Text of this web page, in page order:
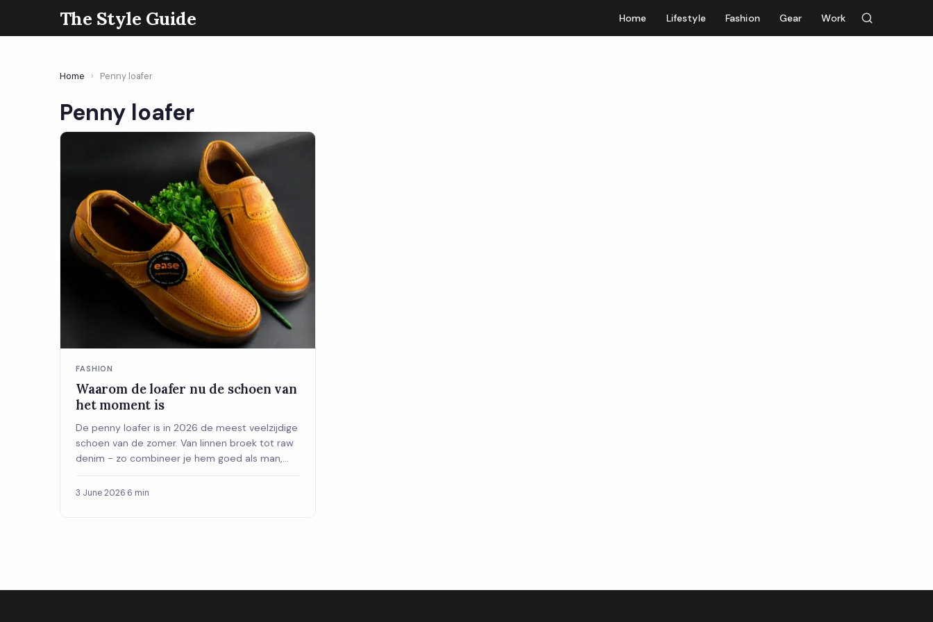
The Style Guide Home Lifestyle Fashion Gear Work
Home › Penny loafer
Penny loafer
FASHION
Waarom de loafer nu de schoen van
het moment is
De penny loafer is in 2026 de meest veelzijdige
schoen van de zomer. Van linnen broek tot raw
denim - zo combineer je hem goed als man,
eeuwige sokken-vraag opgelost.
3 June 2026·6 min